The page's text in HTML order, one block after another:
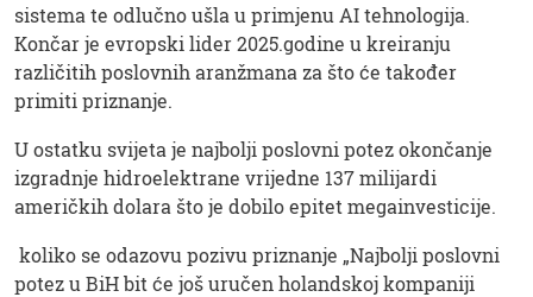
sistema te odlučno ušla u primjenu AI tehnologija.
Končar je evropski lider 2025.godine u kreiranju
različitih poslovnih aranžmana za što će također
primiti priznanje.
U ostatku svijeta je najbolji poslovni potez okončanje
izgradnje hidroelektrane vrijedne 137 milijardi
američkih dolara što je dobilo epitet megainvesticije.
koliko se odazovu pozivu priznanje „Najbolji poslovni
potez u BiH bit će još uručen holandskoj kompaniji